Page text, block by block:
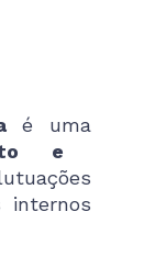
é uma
e
internos